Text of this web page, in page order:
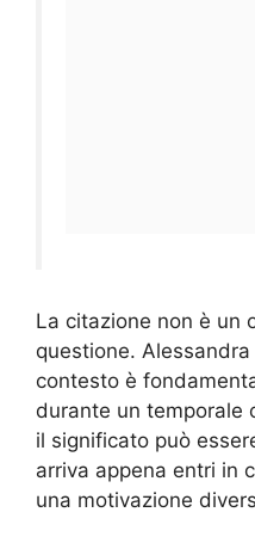
La citazione non è un
questione.
contesto è
durante un temporale
il significato può
arriva appena entri in
una motivazione